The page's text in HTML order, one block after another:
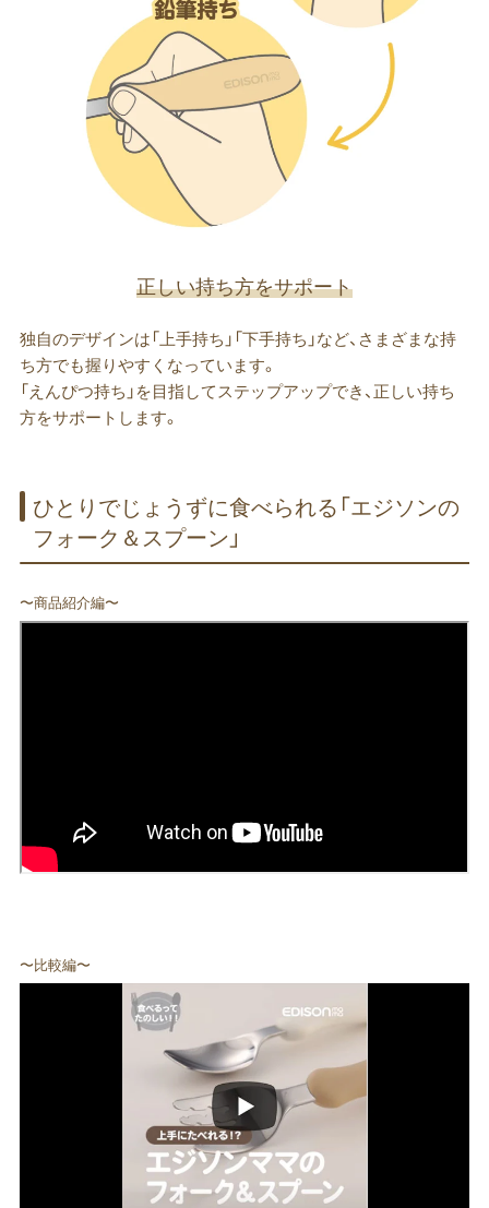
正しい持ち方をサポート
独自のデザインは「上手持ち」「下手持ち」など、さまざまな持
ち方でも握りやすくなっています。
「えんぴつ持ち」を目指してステップアップでき、正しい持ち
方をサポートします。
ひとりでじょうずに​食べられる​「エジソンの​
フォーク＆スプーン」
〜商品紹介編〜
〜比較編〜